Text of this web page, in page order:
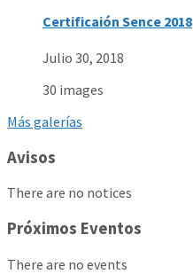
Certificaión Sence 2018
Julio 30, 2018
30 images
Más galerías
Avisos
There are no notices
Próximos Eventos
There are no events